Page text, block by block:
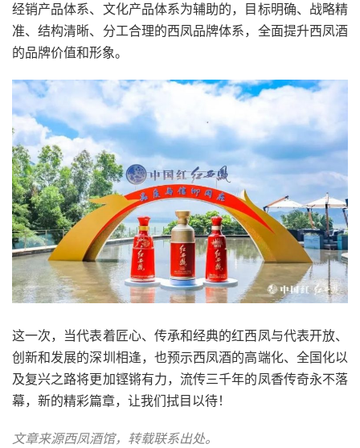
经销产品体系、文化产品体系为辅助的，目标明确、战略精
准、结构清晰、分工合理的西凤品牌体系，全面提升西凤酒
的品牌价值和形象。
这一次，当代表着匠心、传承和经典的红西凤与代表开放、
创新和发展的深圳相逢，也预示西凤酒的高端化、全国化以
及复兴之路将更加铿锵有力，流传三千年的凤香传奇永不落
幕，新的精彩篇章，让我们拭目以待！
文章来源西凤酒馆，转载联系出处。